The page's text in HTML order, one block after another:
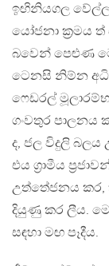
ඉඟිනියගල
යෝජනා ක්‍රමය ත්
බවෙන් පෙළුණ
ටෙනසි නිම්න
ෆෙඩරල්
ගංවතුර පාලනය
ද, ජල විදුලි
එය ග්‍රාමීය
උත්තේජනය කර,
දියුණු කර ලීය.
සඳහා මඟ පෑදීය.